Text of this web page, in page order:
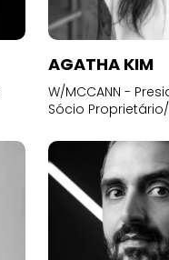
AGATHA KIM
W/MCCANN -
Sócio